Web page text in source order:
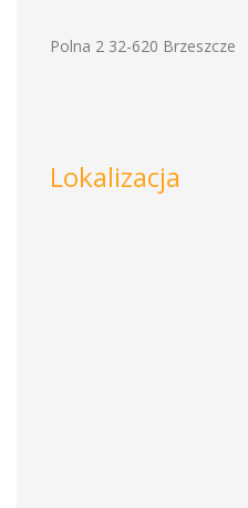
Polna 2 32-620 Brzeszcze
Lokalizacja